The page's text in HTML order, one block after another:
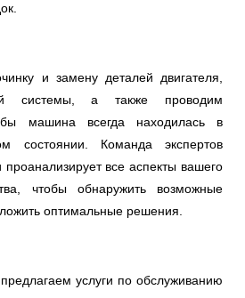
и замену деталей двигателя,
системы, а также проводим
машина всегда находилась в
состоянии. Команда экспертов
все аспекты вашего
чтобы обнаружить возможные
оптимальные решения.
услуги по обслуживанию